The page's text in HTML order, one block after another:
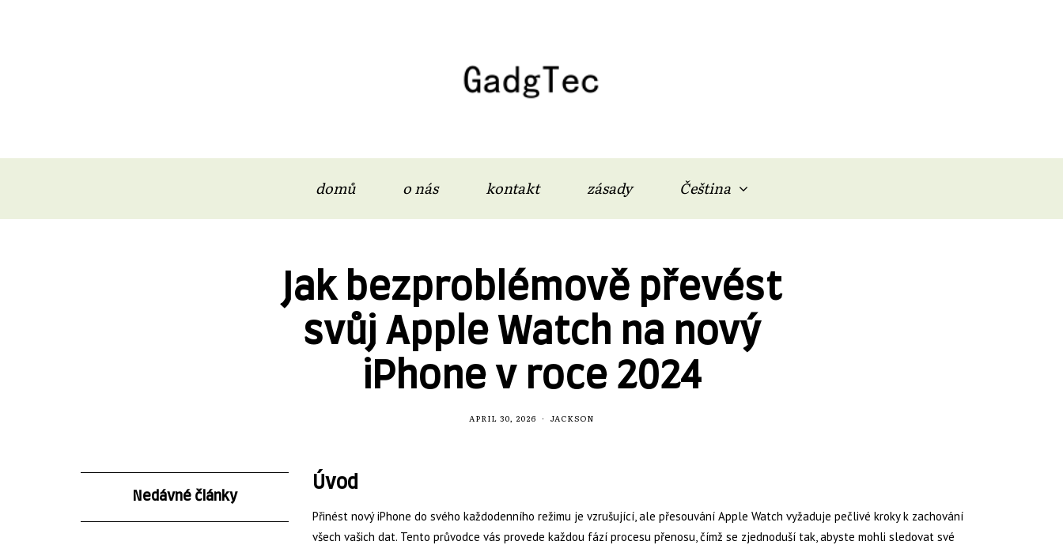
domů o nás kontakt zásady Čeština
Jak bezproblémově převést
svůj Apple Watch na nový
iPhone v roce 2024
APRIL 30, 2026 JACKSON
Nedávné články
Úvod
Přinést nový iPhone do svého každodenního režimu je vzrušující, ale přesouvání Apple Watch vyžaduje pečlivé kroky k zachování
všech vašich dat. Tento průvodce vás provede každou fází procesu přenosu, čímž se zjednoduší tak, abyste mohli sledovat své